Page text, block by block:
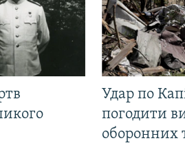
Удар по
погодити
оборонних